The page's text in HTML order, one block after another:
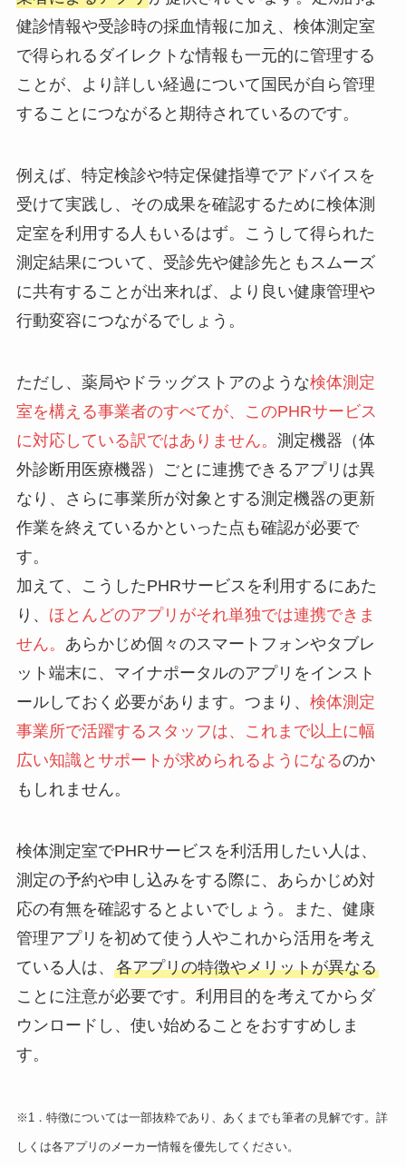
健診情報や受診時の採血情報に加え、検体測定室
で得られるダイレクトな情報も一元的に管理する
ことが、より詳しい経過について国民が自ら管理
することにつながると期待されているのです。
例えば、特定検診や特定保健指導でアドバイスを
受けて実践し、その成果を確認するために検体測
定室を利用する人もいるはず。こうして得られた
測定結果について、受診先や健診先ともスムーズ
に共有することが出来れば、より良い健康管理や
行動変容につながるでしょう。
ただし、薬局やドラッグストアのような検体測定
室を構える事業者のすべてが、このPHRサービス
に対応している訳ではありません。 測定機器（体
外診断用医療機器）ごとに連携できるアプリは異
なり、さらに事業所が対象とする測定機器の更新
作業を終えているかといった点も確認が必要で
す。
加えて、こうしたPHRサービスを利用するにあた
り、 ほとんどのアプリがそれ単独では連携できま
せん。 あらかじめ個々のスマートフォンやタブレ
ット端末に、マイナポータルのアプリをインスト
ールしておく必要があります。つまり、 検体測定
事業所で活躍するスタッフは、これまで以上に幅
広い知識とサポートが求められるようになるのか
もしれません。
検体測定室でPHRサービスを利活用したい人は、
測定の予約や申し込みをする際に、あらかじめ対
応の有無を確認するとよいでしょう。また、健康
管理アプリを初めて使う人やこれから活用を考え
ている人は、 各アプリの特徴やメリットが異なる
ことに注意が必要です。利用目的を考えてからダ
ウンロードし、使い始めることをおすすめしま
す。
※1．特徴については一部抜粋であり、あくまでも筆者の見解です。詳
しくは各アプリのメーカー情報を優先してください。